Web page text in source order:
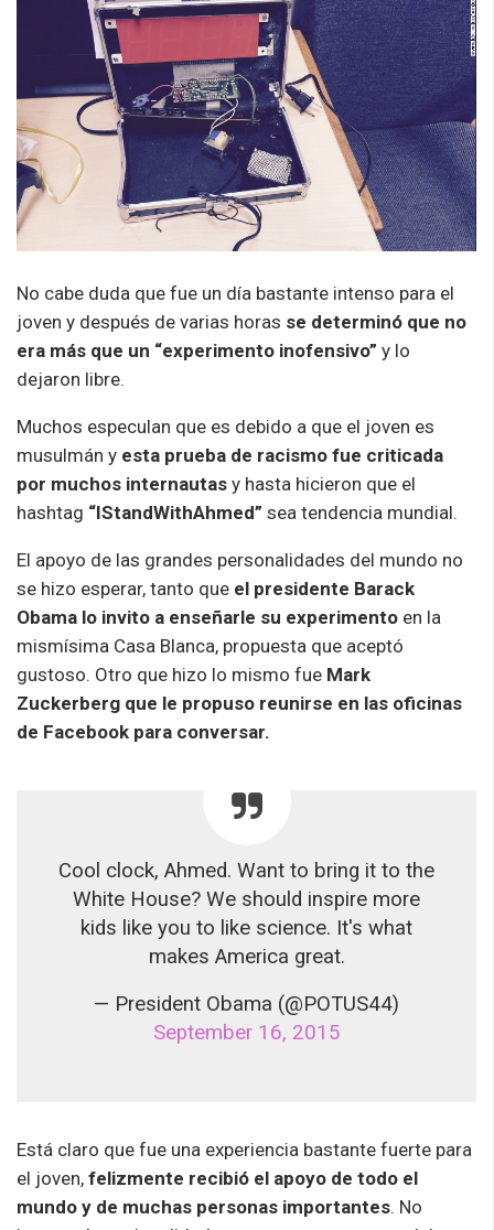
No cabe duda que fue un día bastante intenso para el
joven y después de varias horas se determinó que no
era más que un “experimento inofensivo” y lo
dejaron libre.
Muchos especulan que es debido a que el joven es
musulmán y esta prueba de racismo fue criticada
por muchos internautas y hasta hicieron que el
hashtag “IStandWithAhmed” sea tendencia mundial.
El apoyo de las grandes personalidades del mundo no
se hizo esperar, tanto que el presidente Barack
Obama lo invito a enseñarle su experimento en la
mismísima Casa Blanca, propuesta que aceptó
gustoso. Otro que hizo lo mismo fue Mark
Zuckerberg que le propuso reunirse en las oficinas
de Facebook para conversar.
Cool clock, Ahmed. Want to bring it to the
White House? We should inspire more
kids like you to like science. It's what
makes America great.
— President Obama (@POTUS44)
September 16, 2015
Está claro que fue una experiencia bastante fuerte para
el joven, felizmente recibió el apoyo de todo el
mundo y de muchas personas importantes. No